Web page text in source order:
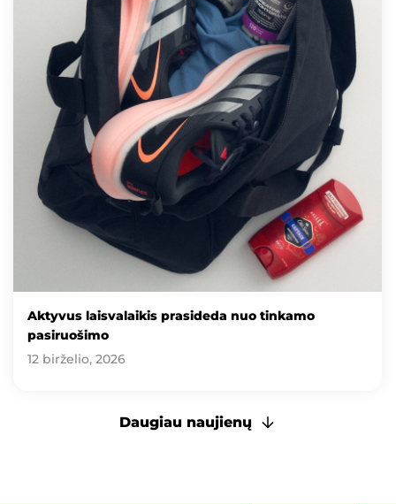
Aktyvus laisvalaikis prasideda nuo tinkamo
pasiruošimo
12 birželio, 2026
Daugiau naujienų